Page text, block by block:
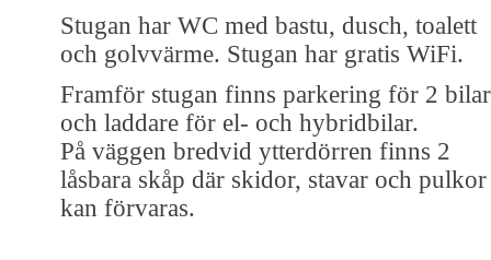
Stugan har WC med bastu, dusch, toalett
och golvvärme. Stugan har gratis WiFi.
Framför stugan finns parkering för 2 bilar
och laddare för el- och hybridbilar.
På väggen bredvid ytterdörren finns 2
låsbara skåp där skidor, stavar och pulkor
kan förvaras.